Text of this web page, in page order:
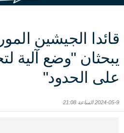
قائدا الجيشين
يبحثان "وضع آلية
على الحدود"
2024-05-9 الساعة 21:08